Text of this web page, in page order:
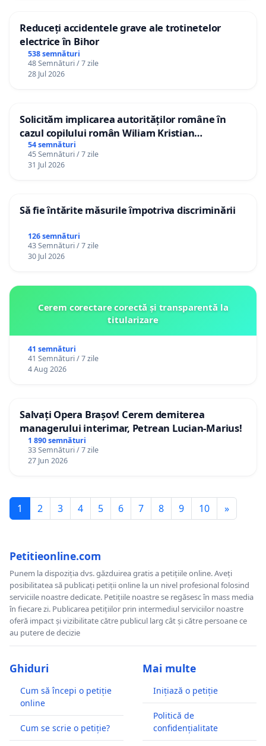
Reduceți accidentele grave ale trotinetelor
electrice în Bihor
538 semnături
48 Semnături / 7 zile
28 Jul 2026
Solicităm implicarea autorităților române în
cazul copilului român Wiliam Kristian
Gheorghe, aflat în plasament în Danemarca de
12 ani
54 semnături
45 Semnături / 7 zile
31 Jul 2026
Să fie întărite măsurile împotriva discriminării
126 semnături
43 Semnături / 7 zile
30 Jul 2026
Cerem corectare corectă și transparentă la
titularizare
41 semnături
41 Semnături / 7 zile
4 Aug 2026
Salvați Opera Brașov! Cerem demiterea
managerului interimar, Petrean Lucian-Marius!
1 890 semnături
33 Semnături / 7 zile
27 Jun 2026
1 2 3 4 5 6 7 8 9 10 »
Petitieonline.com
Punem la dispoziția dvs. găzduirea gratis a petițiile online. Aveți
posibilitatea să publicați petiții online la un nivel profesional folosind
serviciile noastre dedicate. Petițiile noastre se regăsesc în mass media
în fiecare zi. Publicarea petițiilor prin intermediul serviciilor noastre
oferă impact și vizibilitate către publicul larg cât și către persoane ce
au putere de decizie
Ghiduri
Cum să începi o petiție
online
Cum se scrie o petiție?
Mai multe
Inițiază o petiție
Politică de
confidențialitate